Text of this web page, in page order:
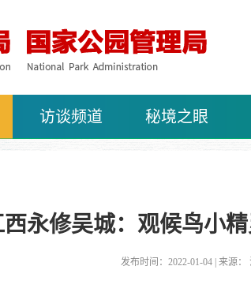
访谈频道 秘境之眼
西永修吴城：观候鸟小
发布时间：2022-01-04 | 来源：